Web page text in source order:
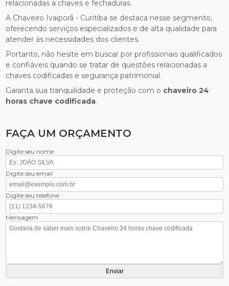
relacionadas a chaves e fechaduras.
A Chaveiro Ivaiporã - Curitiba se destaca nesse segmento,
oferecendo serviços especializados e de alta qualidade para
atender às necessidades dos clientes.
Portanto, não hesite em buscar por profissionais qualificados
e confiáveis quando se tratar de questões relacionadas a
chaves codificadas e segurança patrimonial.
Garanta sua tranquilidade e proteção com o chaveiro 24
horas chave codificada.
FAÇA UM ORÇAMENTO
Digite seu nome
Digite seu email
Digite seu telefone
Mensagem